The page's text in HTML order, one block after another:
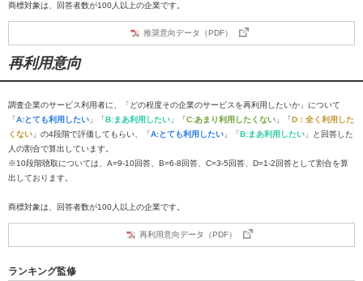
商標対象は、回答者数が100人以上の企業です。
推奨意向データ（PDF）
再利用意向
調査企業のサービス利用者に、「どの程度その企業のサービスを再利用したいか」について
「A:とても利用したい 」「B:まあ利用したい 」「C:あまり利用したくない 」「D：全く利用した
くない 」の4段階で評価してもらい、「A:とても利用したい 」「B:まあ利用したい 」と回答した
人の割合で算出しています。
※10段階聴取については、A=9-10回答、B=6-8回答、C=3-5回答、D=1-2回答として割合を算
出しております。
商標対象は、回答者数が100人以上の企業です。
再利用意向データ（PDF）
ランキング監修